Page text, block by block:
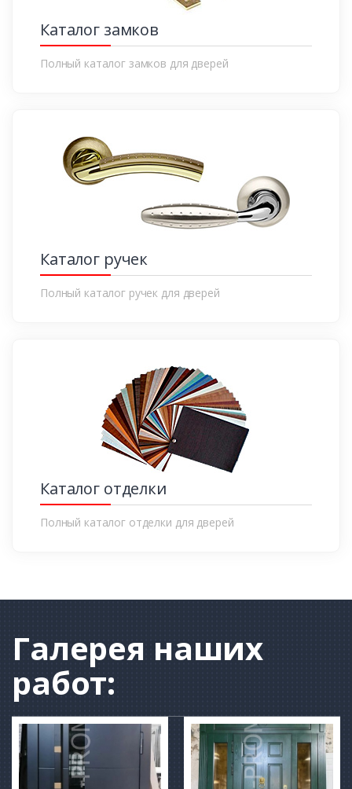
Каталог замков
Полный каталог замков для дверей
Каталог ручек
Полный каталог ручек для дверей
Каталог отделки
Полный каталог отделки для дверей
Галерея наших
работ: